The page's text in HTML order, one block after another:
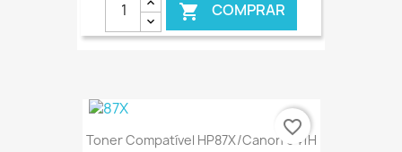
 COMPRAR
€ ONLINE
Toner Compatível HP87X/Canon 041H
favorite_border